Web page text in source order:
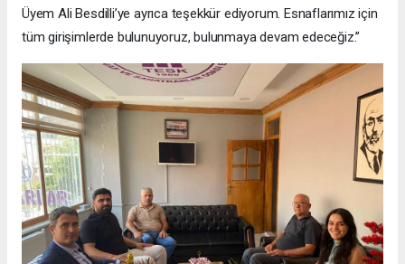
Üyem Ali Besdilli’ye ayrıca teşekkür ediyorum. Esnaflarımız için
tüm girişimlerde bulunuyoruz, bulunmaya devam edeceğiz.”